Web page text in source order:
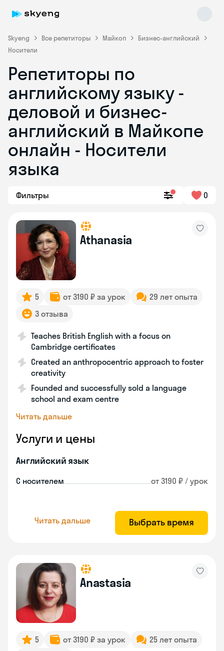
Skyeng Все репетиторы Майкоп
Бизнес-английский
Носители
Репетиторы по
английскому языку -
деловой и бизнес-
английский в Майкопе
онлайн - Носители
языка
Фильтры 0
Athanasia
5 от 3190 ₽ за урок
29 лет опыта
3 отзыва
Teaches British English with a focus on
Cambridge certificates
Created an anthropocentric approach to foster
creativity
Founded and successfully sold a language
school and exam centre
Читать дальше
Услуги и цены
Английский язык
С носителем от 3190 ₽ / урок
Читать дальше Выбрать время
Anastasia
5 от 3190 ₽ за урок
25 лет опыта
Skyeng Chat